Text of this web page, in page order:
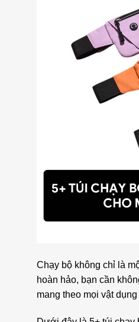
Chạy bộ không chỉ là
hoàn hảo, bạn cần
mang theo mọi vật